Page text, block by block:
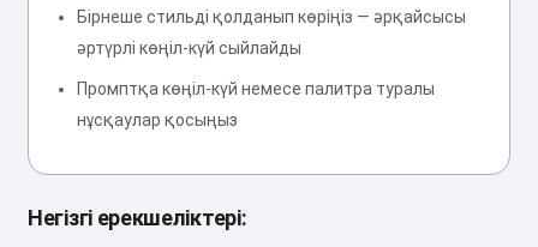
Бірнеше стильді қолданып көріңіз — әрқайсысы
әртүрлі көңіл-күй сыйлайды
Промптқа көңіл-күй немесе палитра туралы
нұсқаулар қосыңыз
Негізгі ерекшеліктері: